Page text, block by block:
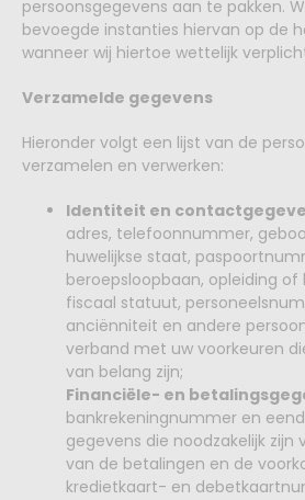
persoonsgegevens aan te pakken.
bevoegde instanties hiervan op de
wanneer wij hiertoe wettelijk
Verzamelde gegevens
Hieronder volgt een lijst van de
verzamelen en verwerken:
Identiteit en
adres, telefoonnummer,
huwelijkse staat,
beroepsloopbaan, opleiding of
fiscaal statuut,
anciënniteit en andere
verband met uw voorkeuren
van belang zijn;
Financiële- en
bankrekeningnummer en
gegevens die noodzakelijk zijn
van de betalingen en de
kredietkaart- en